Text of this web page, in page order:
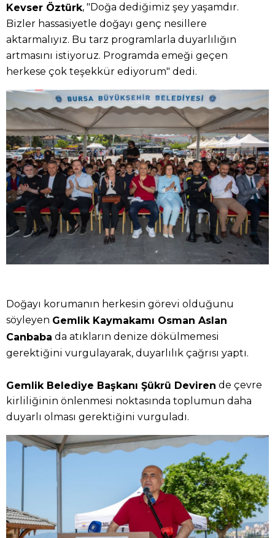
Kevser Öztürk, "Doğa dediğimiz şey yaşamdır.
Bizler hassasiyetle doğayı genç nesillere
aktarmalıyız. Bu tarz programlarla duyarlılığın
artmasını istiyoruz. Programda emeği geçen
herkese çok teşekkür ediyorum" dedi.
Doğayı korumanın herkesin görevi olduğunu
söyleyen Gemlik Kaymakamı Osman Aslan
Canbaba da atıkların denize dökülmemesi
gerektiğini vurgulayarak, duyarlılık çağrısı yaptı.
Gemlik Belediye Başkanı Şükrü Deviren de çevre
kirliliğinin önlenmesi noktasında toplumun daha
duyarlı olması gerektiğini vurguladı.